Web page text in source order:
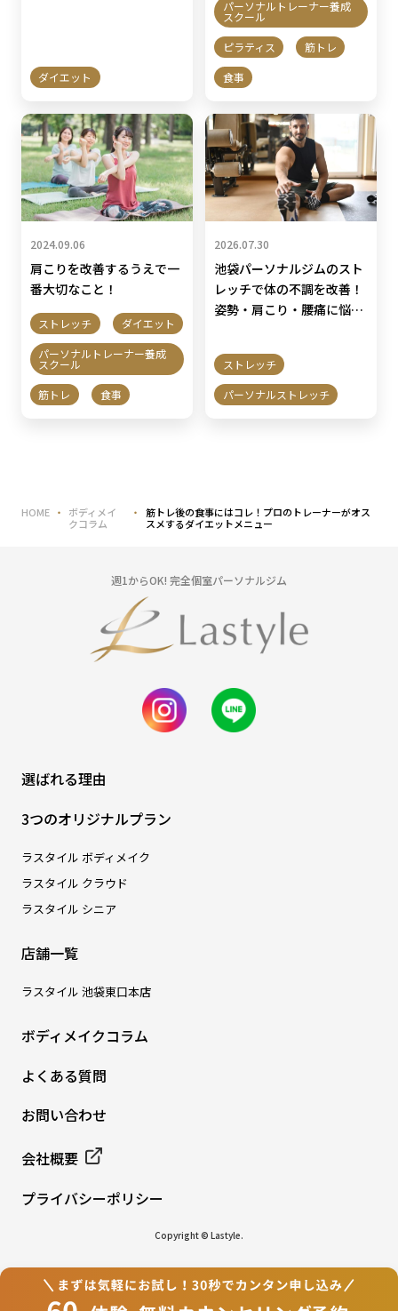
ダイエット
パーソナルトレーナー養成
スクール
ピラティス
筋トレ
食事
2024.09.06
肩こりを改善するうえで一
番大切なこと！
ストレッチ
ダイエット
パーソナルトレーナー養成
スクール
筋トレ
食事
2026.07.30
池袋パーソナルジムのスト
レッチで体の不調を改善！
姿勢・肩こり・腰痛に悩む
ストレッチ
パーソナルストレッチ
HOME
ボディメイ
クコラム
筋トレ後の食事にはコレ！プロのトレーナーがオス
スメするダイエットメニュー
週1からOK! 完全個室パーソナルジム
選ばれる理由
3つのオリジナルプラン
ラスタイル ボディメイク
ラスタイル クラウド
ラスタイル シニア
店舗一覧
ラスタイル 池袋東口本店
ボディメイクコラム
よくある質問
お問い合わせ
会社概要
プライバシーポリシー
Copyright © Lastyle.